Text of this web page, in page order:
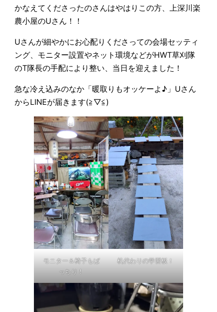
かなえてくださったのさんはやはりこの方、上深川楽
農小屋のUさん！！
Uさんが細やかにお心配りくださっての会場セッティ
ング、モニター設置やネット環境などがHWT草刈隊
のT隊長の手配により整い、当日を迎えました！
急な冷え込みのなか「暖取りもオッケーよ♪」Uさん
からLINEが届きます(≧▽≦)
モニター＆椅子もば
っちり！
机代わりの学習板！